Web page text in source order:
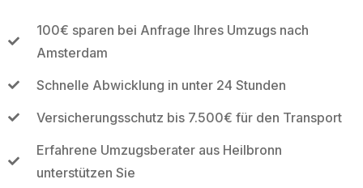
100€ sparen bei Anfrage Ihres Umzugs nach
Amsterdam
Schnelle Abwicklung in unter 24 Stunden
Versicherungsschutz bis 7.500€ für den Transport
Erfahrene Umzugsberater aus Heilbronn
unterstützen Sie